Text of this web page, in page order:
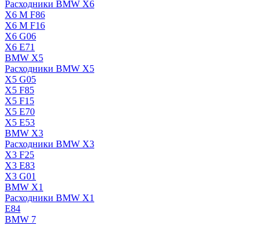
Расходники BMW X6
X6 M F86
X6 M F16
X6 G06
X6 E71
BMW X5
Расходники BMW X5
X5 G05
X5 F85
X5 F15
X5 E70
X5 E53
BMW X3
Расходники BMW X3
X3 F25
X3 E83
X3 G01
BMW X1
Расходники BMW X1
E84
BMW 7